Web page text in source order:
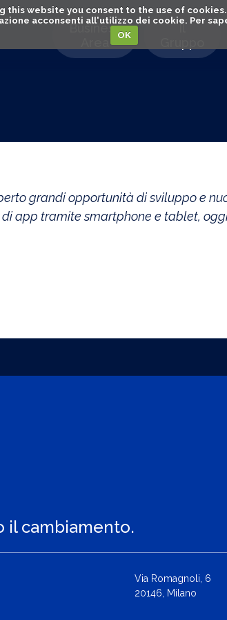
website you consent to the use of
acconsenti all'utilizzo dei cookie. Per
OK
Business
Il
grandi opportunità di sviluppo e
app tramite smartphone e tablet,
il cambiamento.
Via Romagnoli, 6
20146, Milano